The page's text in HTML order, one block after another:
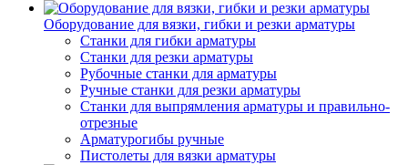
Оборудование для вязки, гибки и резки арматуры
Станки для гибки арматуры
Станки для резки арматуры
Рубочные станки для арматуры
Ручные станки для резки арматуры
Станки для выпрямления арматуры и правильно-
отрезные
Арматурогибы ручные
Пистолеты для вязки арматуры